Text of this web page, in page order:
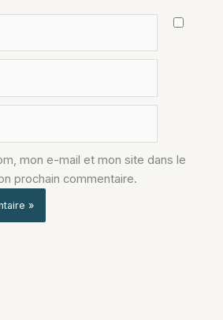
mon e-mail et mon site dans le
prochain commentaire.